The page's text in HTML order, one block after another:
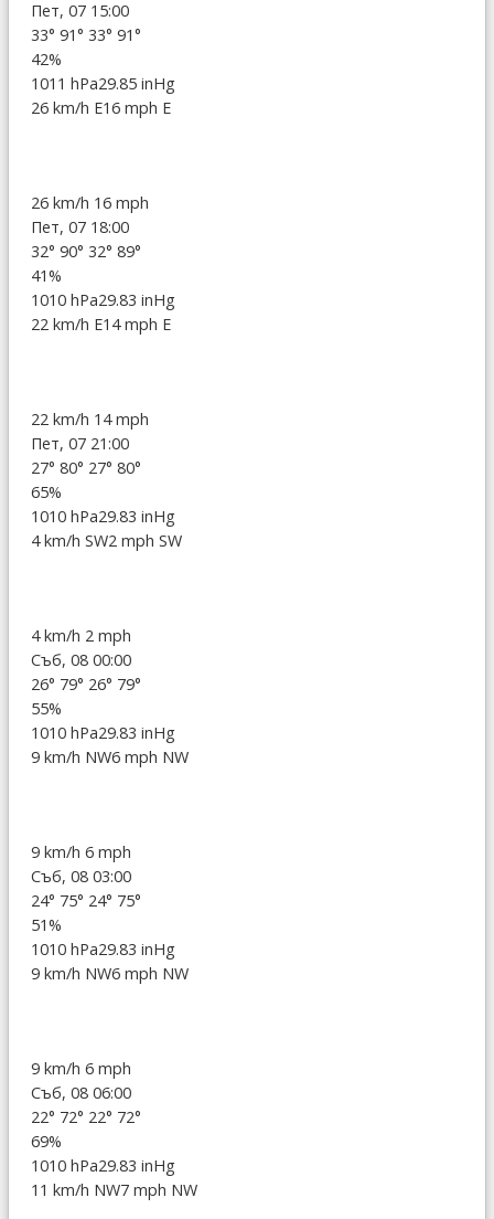
Пет, 07 15:00
33° 91° 33° 91°
42%
1011 hPa29.85 inHg
26 km/h E16 mph E
26 km/h 16 mph
Пет, 07 18:00
32° 90° 32° 89°
41%
1010 hPa29.83 inHg
22 km/h E14 mph E
22 km/h 14 mph
Пет, 07 21:00
27° 80° 27° 80°
65%
1010 hPa29.83 inHg
4 km/h SW2 mph SW
4 km/h 2 mph
Съб, 08 00:00
26° 79° 26° 79°
55%
1010 hPa29.83 inHg
9 km/h NW6 mph NW
9 km/h 6 mph
Съб, 08 03:00
24° 75° 24° 75°
51%
1010 hPa29.83 inHg
9 km/h NW6 mph NW
9 km/h 6 mph
Съб, 08 06:00
22° 72° 22° 72°
69%
1010 hPa29.83 inHg
11 km/h NW7 mph NW